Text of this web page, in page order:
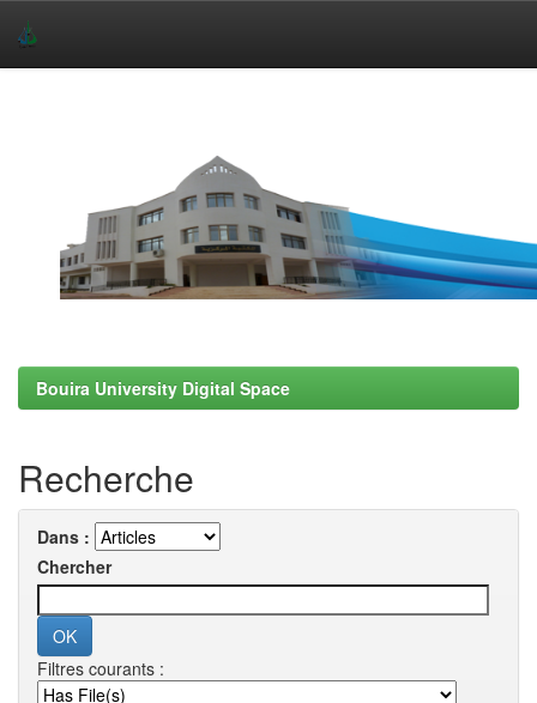
Bouira University Digital Space
Recherche
Dans :
Chercher
Filtres courants :